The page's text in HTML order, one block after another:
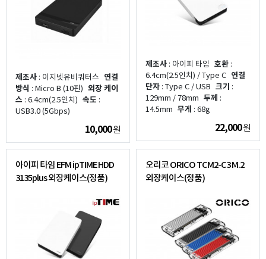
제조사 : 이지넷유비쿼터스 연결
방식 : Micro B (10핀) 외장 케이
스 : 6.4cm(2.5인치) 속도 :
USB3.0 (5Gbps)
10,000원
제조사 : 아이피 타임 호환 :
6.4cm(2.5인치) / Type C 연결
단자 : Type C / USB 크기 :
129mm / 78mm 두께 :
14.5mm 무게 : 68g
22,000원
아이피 타임 EFM ipTIME HDD
3135plus 외장케이스(정품)
오리코 ORICO TCM2-C3 M.2
외장케이스(정품)